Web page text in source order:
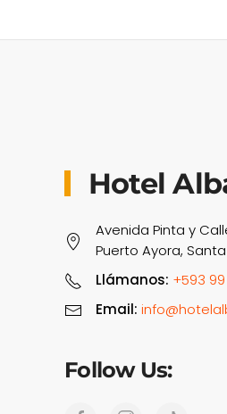
Hotel
Avenida Pinta y
Puerto Ayora,
Llámanos: +593 99
Email:
Follow Us: